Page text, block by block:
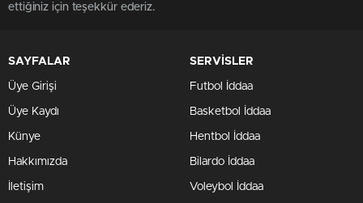
ettiğiniz için teşekkür ederiz.
SAYFALAR
Üye Girişi
Üye Kaydı
Künye
Hakkımızda
İletişim
SERVİSLER
Futbol İddaa
Basketbol İddaa
Hentbol İddaa
Bilardo İddaa
Voleybol İddaa